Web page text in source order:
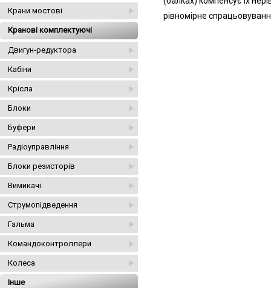
Крани мостові
Кранові комплектуючі
Двигун-редуктора
Кабіни
Крісла
Блоки
Буфери
Радіоуправління
Блоки резисторів
Вимикачі
Струмопідведення
Гальма
Командоконтроллери
Колеса
Інше
рівномірне